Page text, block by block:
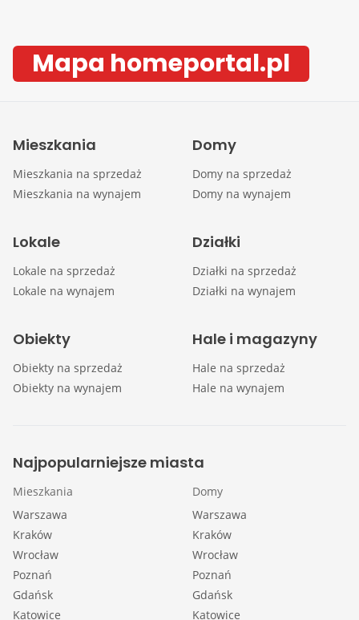
Mapa homeportal.pl
Mieszkania
Mieszkania na sprzedaż
Mieszkania na wynajem
Domy
Domy na sprzedaż
Domy na wynajem
Lokale
Lokale na sprzedaż
Lokale na wynajem
Działki
Działki na sprzedaż
Działki na wynajem
Obiekty
Obiekty na sprzedaż
Obiekty na wynajem
Hale i magazyny
Hale na sprzedaż
Hale na wynajem
Najpopularniejsze miasta
Mieszkania
Warszawa
Kraków
Wrocław
Poznań
Gdańsk
Katowice
Domy
Warszawa
Kraków
Wrocław
Poznań
Gdańsk
Katowice